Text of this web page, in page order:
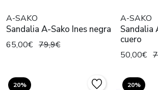
A-SAKO
Sandalia A-Sako Ines negra
65,00€ 79,9€
A-SAKO
Sandalia
cuero
50,00€
20% 20%